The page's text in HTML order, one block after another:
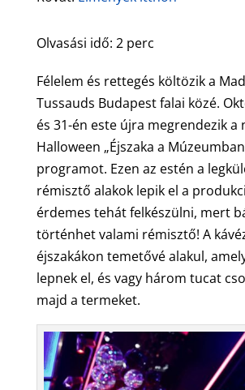
Olvasási idő: 2 perc
Félelem és rettegés költözik a
Tussauds Budapest falai közé.
és 31-én este újra megrendezik a
Halloween „Éjszaka a
programot. Ezen az estén a
rémisztő alakok lepik el a
érdemes tehát felkészülni, mert
történhet valami rémisztő! A
éjszakákon temetővé alakul,
lepnek el, és vagy három tucat
majd a termeket.